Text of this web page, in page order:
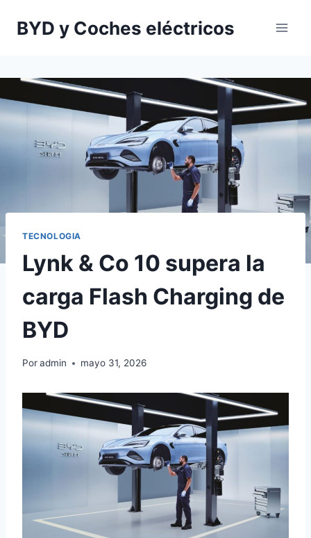
BYD y Coches eléctricos
TECNOLOGIA
Lynk & Co 10 supera la
carga Flash Charging de
BYD
Poradmin mayo 31, 2026